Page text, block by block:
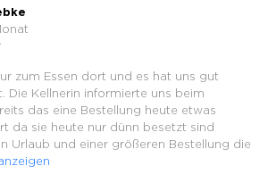
zum Essen dort und es hat uns gut
Die Kellnerin informierte uns beim
das eine Bestellung heute etwas
da sie heute nur dünn besetzt sind
Urlaub und einer größeren Bestellung die